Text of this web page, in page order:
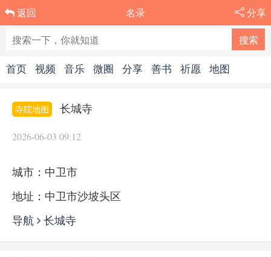
返回 名录 分享
首页 视频 音乐 微圈 分享 善书 祈愿 地图
寺院地图 长城寺
2026-06-03 09:12
城市：中卫市
地址：中卫市沙坡头区
导航
长城寺